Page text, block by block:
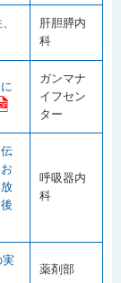
肝胆膵内
科
ガンマナ
イフセン
ター
呼吸器内
科
実
薬剤部